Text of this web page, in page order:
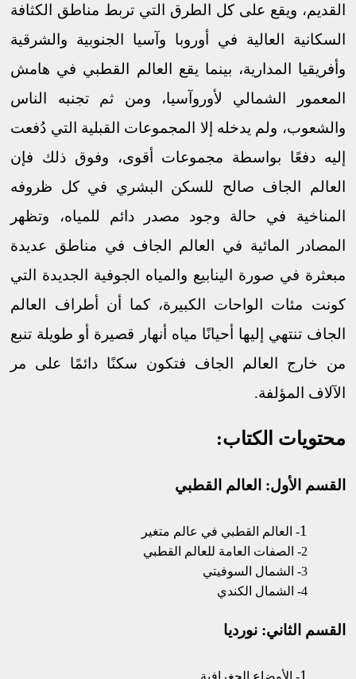
القديم، ويقع على كل الطرق التي تربط مناطق الكثافة
السكانية العالية في أوروبا وآسيا الجنوبية والشرقية
وأفريقيا المدارية، بينما يقع العالم القطبي في هامش
المعمور الشمالي لأوروآسيا، ومن ثم تجنبه الناس
والشعوب، ولم يدخله إلا المجموعات القبلية التي دُفعت
إليه دفعًا بواسطة مجموعات أقوى، وفوق ذلك فإن
العالم الجاف صالح للسكن البشري في كل ظروفه
المناخية في حالة وجود مصدر دائم للمياه، وتظهر
المصادر المائية في العالم الجاف في مناطق عديدة
مبعثرة في صورة الينابيع والمياه الجوفية الجديدة التي
كونت مئات الواحات الكبيرة، كما أن أطراف العالم
الجاف تنتهي إليها أحيانًا مياه أنهار قصيرة أو طويلة تنبع
من خارج العالم الجاف فتكون سكنًا دائمًا على مر
الآلاف المؤلفة.
محتويات الكتاب:
القسم الأول: العالم القطبي
1- العالم القطبي في عالم متغير
2- الصفات العامة للعالم القطبي
3- الشمال السوفيتي
4- الشمال الكندي
القسم الثاني: نورديا
1- الأوضاع الجغرافية